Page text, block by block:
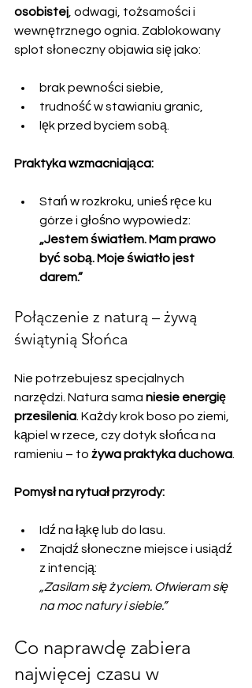
osobistej , odwagi, tożsamości i
wewnętrznego ognia. Zablokowany
splot słoneczny objawia się jako:
brak pewności siebie,
trudność w stawianiu granic,
lęk przed byciem sobą.
Praktyka wzmacniająca:
Stań w rozkroku, unieś ręce ku
górze i głośno wypowiedz:
„Jestem światłem. Mam prawo
być sobą. Moje światło jest
darem.”
Połączenie z naturą – żywą
świątynią Słońca
Nie potrzebujesz specjalnych
narzędzi. Natura sama niesie energię
przesilenia . Każdy krok boso po ziemi,
kąpiel w rzece, czy dotyk słońca na
ramieniu – to żywa praktyka duchowa
Pomysł na rytuał przyrody:
Idź na łąkę lub do lasu.
Znajdź słoneczne miejsce i usiądź
z intencją:
„Zasilam się życiem. Otwieram się
na moc natury i siebie.”
Co naprawdę zabiera
najwięcej czasu w